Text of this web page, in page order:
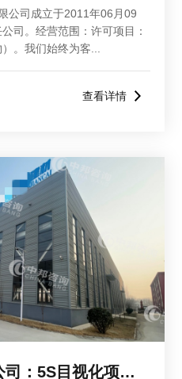
公司成立于2011年06月09
司。经营范围：许可项目：
。我们始终为客...
查看详情
任丘市XX建材有限公司：5S目视化项目启动大会